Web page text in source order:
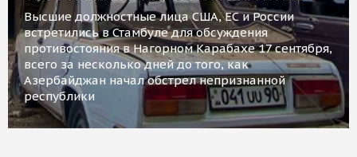
Высшие должностные лица США, ЕС и России
встретились в Стамбуле для обсуждения
противостояния в Нагорном Карабахе 17 сентября,
всего за несколько дней до того, как
Азербайджан начал обстрел непризнанной
республики